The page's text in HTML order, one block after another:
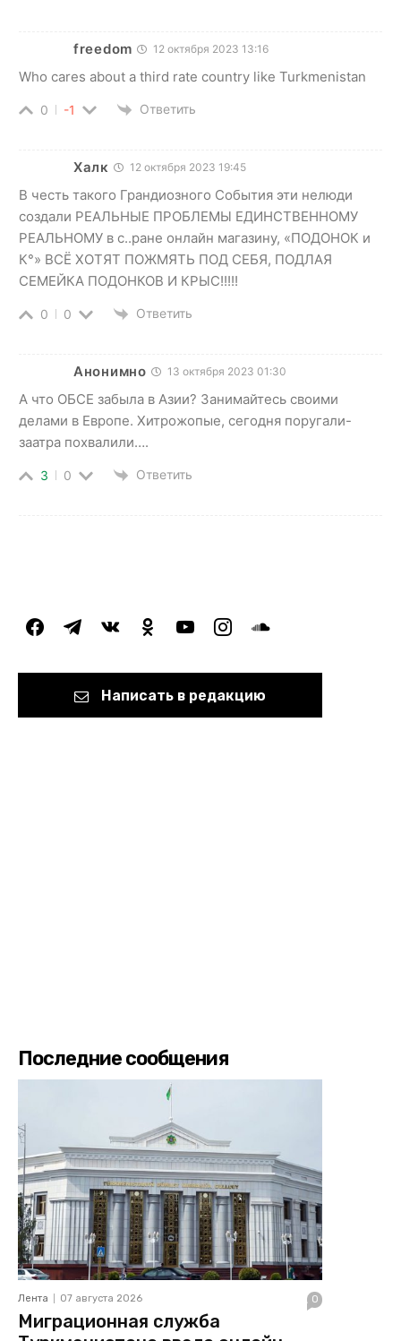
freedom 12 октября 2023 13:16
Who cares about a third rate country like Turkmenistan
0 -1 Ответить
Халк 12 октября 2023 19:45
В честь такого Грандиозного События эти нелюди
создали РЕАЛЬНЫЕ ПРОБЛЕМЫ ЕДИНСТВЕННОМУ
РЕАЛЬНОМУ в с..ране онлайн магазину, «ПОДОНОК и
К°» ВСЁ ХОТЯТ ПОЖМЯТЬ ПОД СЕБЯ, ПОДЛАЯ
СЕМЕЙКА ПОДОНКОВ И КРЫС!!!!!
0 0 Ответить
Анонимно 13 октября 2023 01:30
А что ОБСЕ забыла в Азии? Занимайтесь своими
делами в Европе. Хитрожопые, сегодня поругали-
заатра похвалили….
3 0 Ответить
facebooktelegramvkontakteodnoklassniki
youtubeinstagramsoundcloud
Написать в редакцию
Последние сообщения
Лента 07 августа 2026 0
Миграционная служба